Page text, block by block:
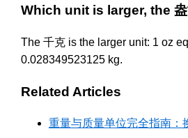
Which unit is larger, the
The 千克 is the larger unit: 1 oz
0.028349523125 kg.
Related Articles
重量与质量单位完全指南：